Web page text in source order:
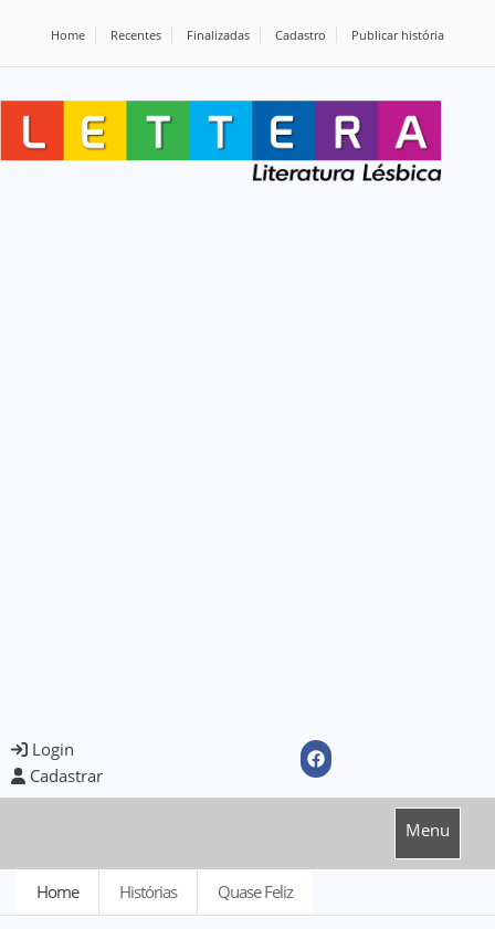
Home Recentes Finalizadas Cadastro Publicar história
Login
Cadastrar
Menu
Home Histórias Quase Feliz